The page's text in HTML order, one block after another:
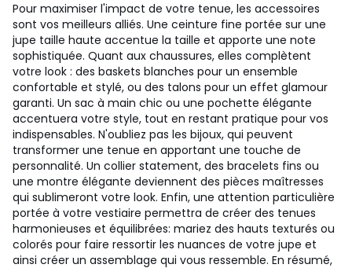
Pour maximiser l'impact de votre tenue, les accessoires
sont vos meilleurs alliés. Une ceinture fine portée sur une
jupe taille haute accentue la taille et apporte une note
sophistiquée. Quant aux chaussures, elles complètent
votre look : des baskets blanches pour un ensemble
confortable et stylé, ou des talons pour un effet glamour
garanti. Un sac à main chic ou une pochette élégante
accentuera votre style, tout en restant pratique pour vos
indispensables. N'oubliez pas les bijoux, qui peuvent
transformer une tenue en apportant une touche de
personnalité. Un collier statement, des bracelets fins ou
une montre élégante deviennent des pièces maîtresses
qui sublimeront votre look. Enfin, une attention particulière
portée à votre vestiaire permettra de créer des tenues
harmonieuses et équilibrées: mariez des hauts texturés ou
colorés pour faire ressortir les nuances de votre jupe et
ainsi créer un assemblage qui vous ressemble. En résumé,